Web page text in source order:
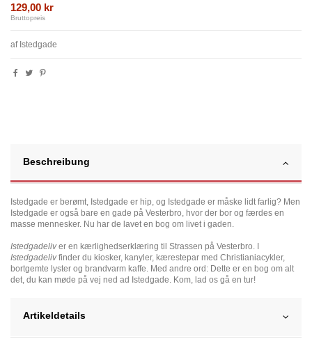
129,00 kr
Bruttopreis
af Istedgade
Beschreibung
Istedgade er berømt, Istedgade er hip, og Istedgade er måske lidt farlig? Men
Istedgade er også bare en gade på Vesterbro, hvor der bor og færdes en
masse mennesker. Nu har de lavet en bog om livet i gaden.
Istedgadeliver en kærlighedserklæring til Strassen på Vesterbro. I
Istedgadelivfinder du kiosker, kanyler, kærestepar med Christianiacykler,
bortgemte lyster og brandvarm kaffe. Med andre ord: Dette er en bog om alt
det, du kan møde på vej ned ad Istedgade. Kom, lad os gå en tur!
Artikeldetails